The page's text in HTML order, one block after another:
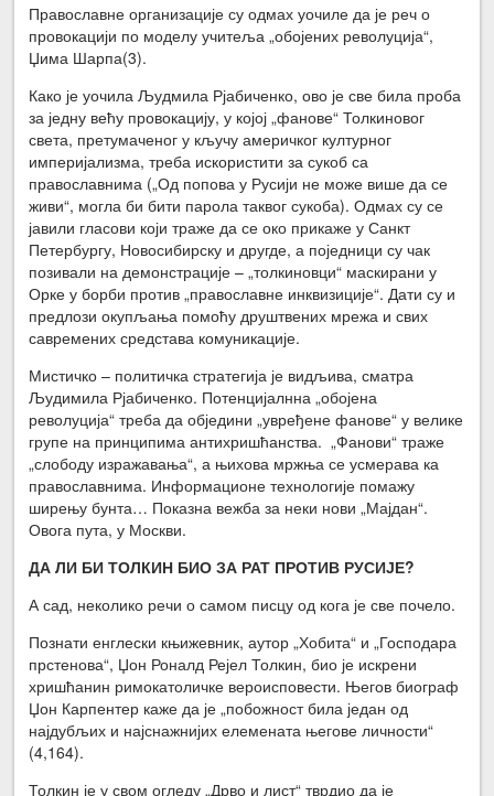
Православне организације су одмах уочиле да је реч о
провокацији по моделу учитеља „обојених револуција“,
Џима Шарпа(3).
Како је уочила Људмила Рјабиченко, ово је све била проба
за једну већу провокацију, у којој „фанове“ Толкиновог
света, претумаченог у кључу америчког културног
империјализма, треба искористити за сукоб са
православнима („Од попова у Русији не може више да се
живи“, могла би бити парола таквог сукоба). Одмах су се
јавили гласови који траже да се око прикаже у Санкт
Петербургу, Новосибирску и другде, а поједници су чак
позивали на демонстрације – „толкиновци“ маскирани у
Орке у борби против „православне инквизиције“. Дати су и
предлози окупљања помоћу друштвених мрежа и свих
савремених средстава комуникације.
Мистичко – политичка стратегија је видљива, сматра
Људимила Рјабиченко. Потенцијалнна „обојена
револуција“ треба да обједини „увређене фанове“ у велике
групе на принципима антихришћанства. „Фанови“ траже
„слободу изражавања“, а њихова мржња се усмерава ка
православнима. Информационе технологије помажу
ширењу бунта… Показна вежба за неки нови „Мајдан“.
Овога пута, у Москви.
ДА ЛИ БИ ТОЛКИН БИО ЗА РАТ ПРОТИВ РУСИЈЕ?
А сад, неколико речи о самом писцу од кога је све почело.
Познати енглески књижевник, аутор „Хобита“ и „Господара
прстенова“, Џон Роналд Рејел Толкин, био је искрени
хришћанин римокатоличке вероисповести. Његов биограф
Џон Карпентер каже да је „побожност била један од
најдубљих и најснажнијих елемената његове личности“
(4,164).
Толкин је у свом огледу „Дрво и лист“ тврдио да је